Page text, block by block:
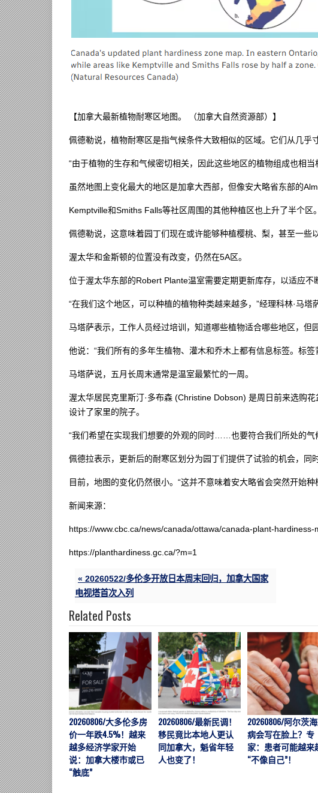
【加拿大最新植物耐寒区地图。 （加拿大自然资源部）】
佩德勒说，植物耐寒区是指气候条件大致相似的区域。它们从几乎
“由于植物的生存和气候密切相关，因此这些地区的植物组成也相当
虽然地图上变化最大的地区是加拿大西部，但像安大略省东部的
Kemptville和Smiths Falls等社区周围的其他种植区也上升了半个区。
佩德勒说，这意味着园丁们现在或许能够种植樱桃、梨，甚至一些
渥太华和金斯顿的位置没有改变，仍然在5A区。
位于渥太华东部的Robert Plante温室需要定期更新库存，以适应不
“在我们这个地区，可以种植的植物种类越来越多，”经理科林·马塔
马塔萨表示，工作人员经过培训，知道哪些植物适合哪些地区，但
他说：“我们所有的多年生植物、灌木和乔木上都有信息标签。标
马塔萨说，五月长周末通常是温室最繁忙的一周。
渥太华居民克里斯汀·多布森 (Christine Dobson) 是周日前来选购
设计了家里的院子。
“我们希望在实现我们想要的外观的同时……也要符合我们所处的气
佩德拉表示，更新后的耐寒区划分为园丁们提供了试验的机会，同
目前，地图的变化仍然很小。“这并不意味着安大略省会突然开始种
新闻来源：
https://www.cbc.ca/news/canada/ottawa/canada-plant-
https://planthardiness.gc.ca/?m=1
« 20260522/多伦多开放日本周末回归，加拿大国家
电视塔首次入列
Related Posts
20260806/大多伦多房
价一年跌4.5%！越来
越多经济学家开始
说：加拿大楼市或已
“触底”
20260806/最新民调！
移民竟比本地人更认
同加拿大，魁省年轻
人也变了！
20260806/阿尔茨
病会写在脸上？专
家：患者可能越来
“不像自己”！